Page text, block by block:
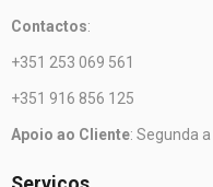
Contactos:
+351 253 069 561
+351 916 856 125
Apoio ao Cliente: Segunda